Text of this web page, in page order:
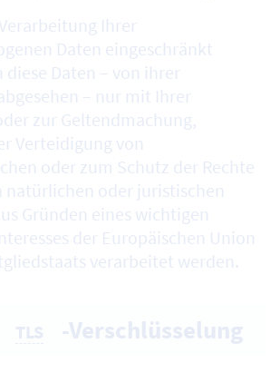
Ihrer
Daten eingeschränkt
Daten – von ihrer
– nur mit Ihrer
zur Geltendmachung,
Verteidigung von
oder zum Schutz der Rechte
natürlichen oder juristischen
Gründen eines wichtigen
der Europäischen Union
verarbeitet werden.